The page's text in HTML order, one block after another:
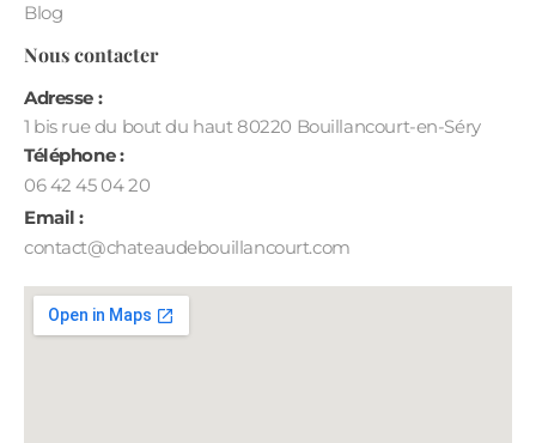
Blog
Nous contacter
Adresse :
1 bis rue du bout du haut 80220 Bouillancourt-en-Séry
Téléphone :
06 42 45 04 20
Email :
contact@chateaudebouillancourt.com